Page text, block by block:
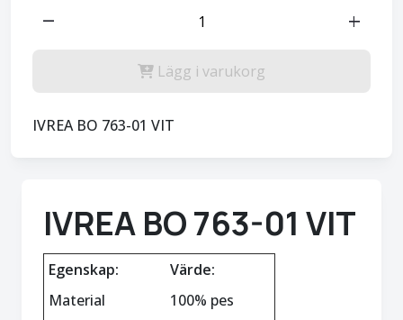
remove add
Lägg i varukorg
IVREA BO 763-01 VIT
IVREA BO 763-01 VIT
Egenskap:
Värde:
Material
100% pes